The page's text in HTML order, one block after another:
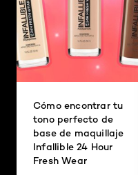
Cómo encontrar tu
tono perfecto de
base de maquillaje
Infallible 24 Hour
Fresh Wear